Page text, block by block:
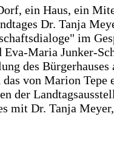
ein Haus, ein
Dr. Tanja
im
Eva-Maria Junker-
des Bürgerhauses
von Marion Tepe
der
mit Dr. Tanja Meyer,